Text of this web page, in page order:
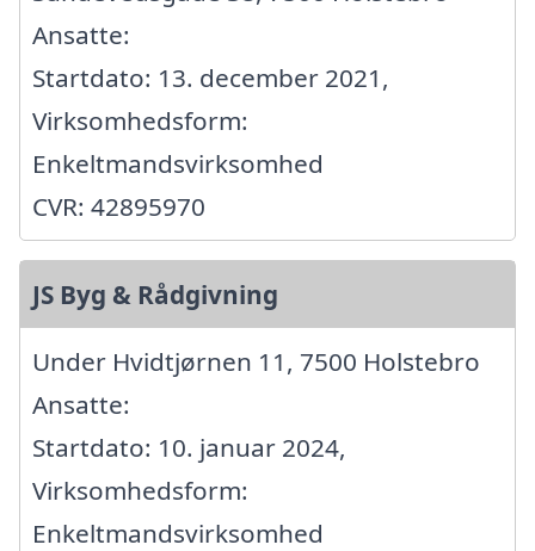
Ansatte:
Startdato: 13. december 2021,
Virksomhedsform:
Enkeltmandsvirksomhed
CVR: 42895970
JS Byg & Rådgivning
Under Hvidtjørnen 11, 7500 Holstebro
Ansatte:
Startdato: 10. januar 2024,
Virksomhedsform:
Enkeltmandsvirksomhed